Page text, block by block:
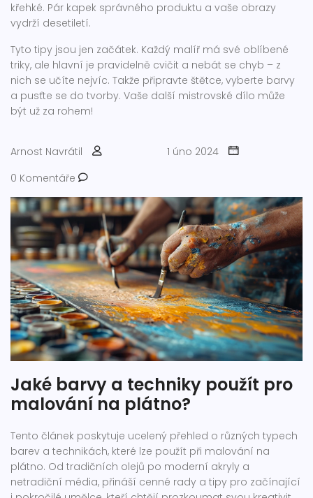
křehké. Pár kapek správného produktu a vaše obrazy
vydrží desetiletí.
Tyto tipy jsou jen začátek. Každý malíř má své oblíbené
triky, ale hlavní je pravidelně cvičit a nebát se chyb – z
nich se učíte nejvíc. Takže připravte štětce, vyberte barvy
a pusťte se do tvorby. Vaše další mistrovské dílo může
být už za rohem!
Arnost Navrátil
1 úno 2024
0 Komentáře
Jaké barvy a techniky použít pro
malování na plátno?
Tento článek poskytuje ucelený přehled o různých typech
barev a technikách, které lze použít při malování na
plátno. Od tradičních olejů po moderní akryly a
netradiční média, přináší cenné rady a tipy pro začínající